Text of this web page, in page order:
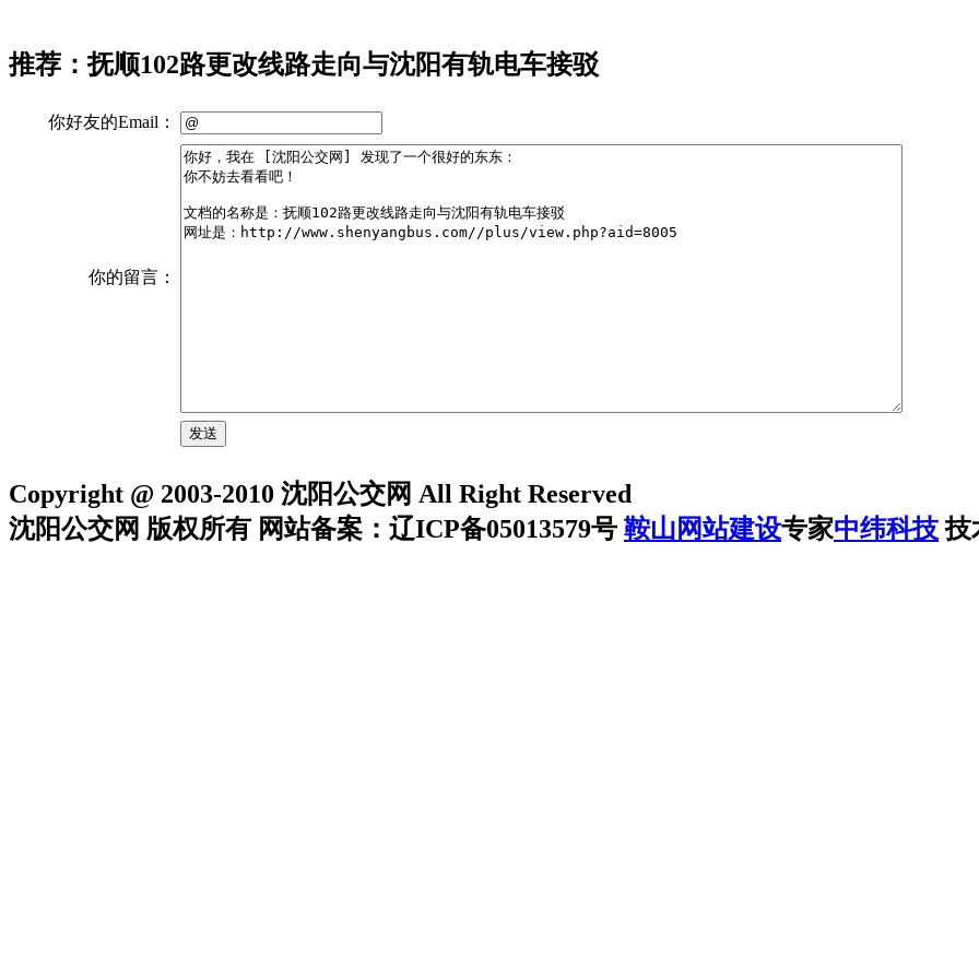
推荐：抚顺102路更改线路走向与沈阳有轨电车接驳
你好友的Email：
你的留言：
Copyright @ 2003-2010 沈阳公交网 All Right Reserved
沈阳公交网 版权所有 网站备案：辽ICP备05013579号 鞍山网站建设专家中纬科技技